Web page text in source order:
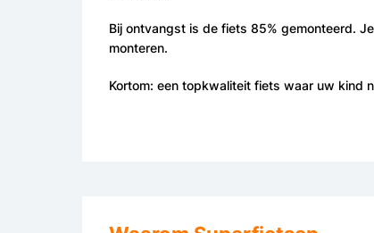
Bij ontvangst is de fiets 85% gemonteerd.
monteren.
Kortom: een topkwaliteit fiets waar uw kind